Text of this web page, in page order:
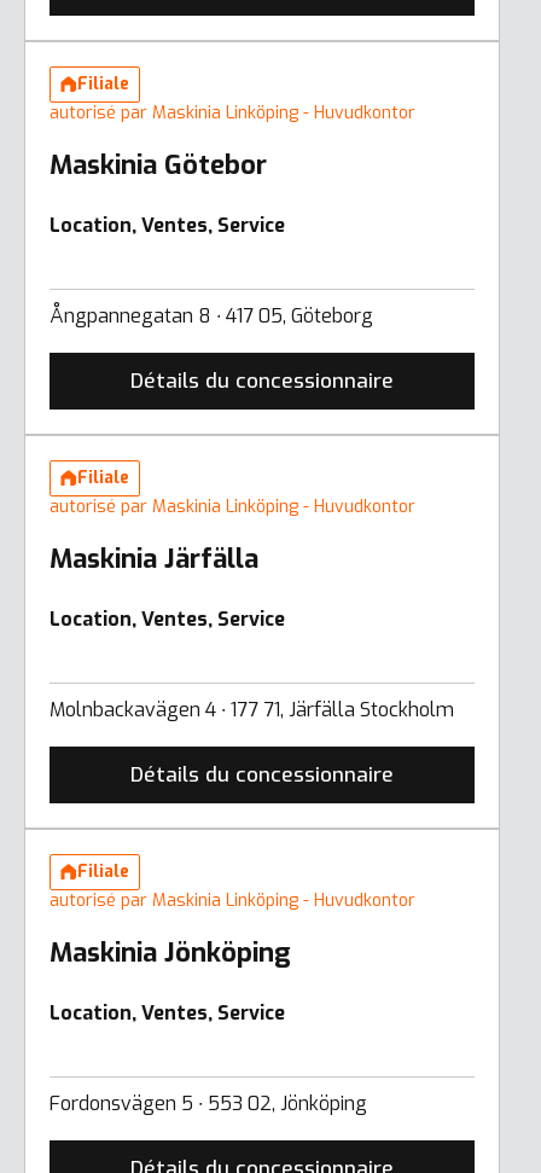
Filiale
autorisé par Maskinia Linköping - Huvudkontor
Maskinia Götebor
Location, Ventes, Service
Ångpannegatan 8 ∙ 417 05, Göteborg
Détails du concessionnaire
Filiale
autorisé par Maskinia Linköping - Huvudkontor
Maskinia Järfälla
Location, Ventes, Service
Molnbackavägen 4 ∙ 177 71, Järfälla Stockholm
Détails du concessionnaire
Filiale
autorisé par Maskinia Linköping - Huvudkontor
Maskinia Jönköping
Location, Ventes, Service
Fordonsvägen 5 ∙ 553 02, Jönköping